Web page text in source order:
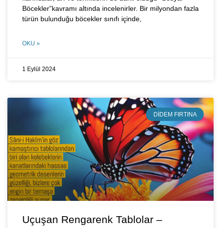
Böcekler”kavramı altında incelenirler. Bir milyondan fazla
türün bulunduğu böcekler sınıfı içinde,
OKU »
1 Eylül 2024
DIDEM FIRTINA
Uçuşan Rengarenk Tablolar –